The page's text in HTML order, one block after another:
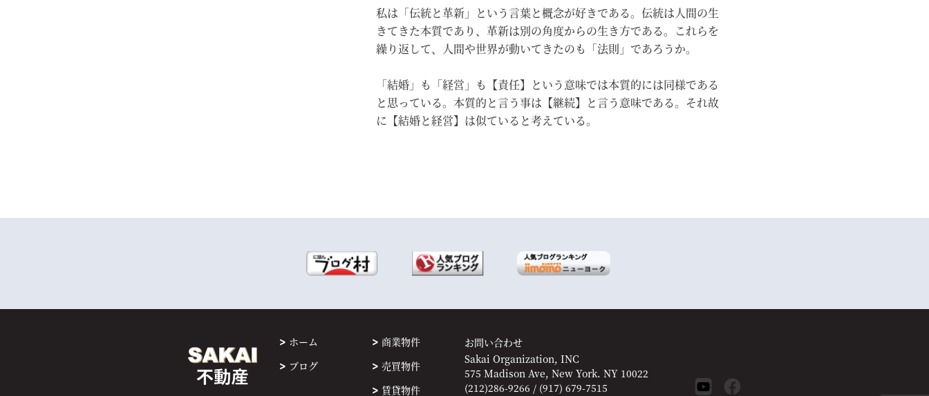
私は「伝統と革新」という言葉と概念が好きである。伝統は人間の生
きてきた本質であり、革新は別の角度からの生き方である。これらを
繰り返して、人間や世界が動いてきたのも「法則」であろうか。
「結婚」も「経営」も【責任】という意味では本質的には同様である
と思っている。本質的と言う事は【継続】と言う意味である。それ故
に【結婚と経営】は似ていると考えている。
ホーム
ブログ
商業物件
売買物件
賃貸物件
お問い合わせ
Sakai Organization, INC
575 Madison Ave, New York. NY 10022
(212)286-9266 / (917) 679-7515